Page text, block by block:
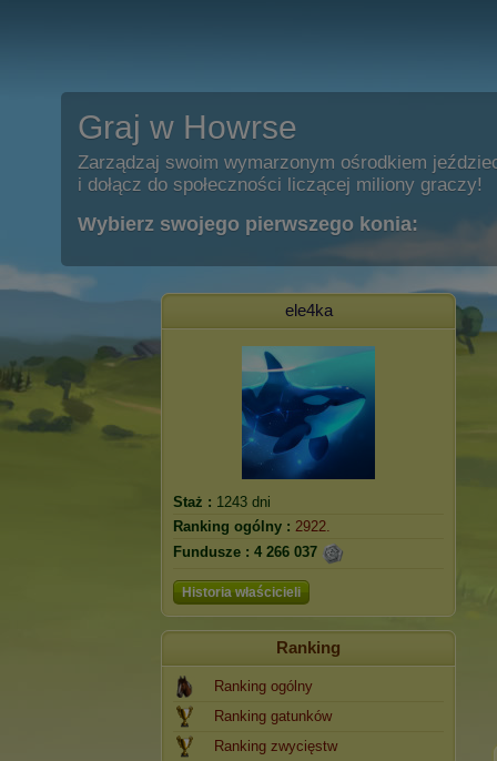
Graj w Howrse
Zarządzaj swoim wymarzonym ośrodkiem
i dołącz do społeczności liczącej miliony graczy!
Wybierz swojego pierwszego konia:
ele4ka
Staż : 1243 dni
Ranking ogólny : 2922.
Fundusze : 4 266 037
Historia właścicieli
Ranking
Ranking ogólny
Ranking gatunków
Ranking zwycięstw